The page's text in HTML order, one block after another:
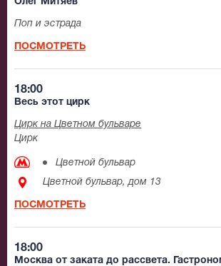
Поп и эстрада
ПОСМОТРЕТЬ
18:00
Весь этот цирк
Цирк на Цветном бульваре
Цирк
Цветной бульвар
Цветной бульвар, дом 13
ПОСМОТРЕТЬ
18:00
Москва от заката до рассвета.